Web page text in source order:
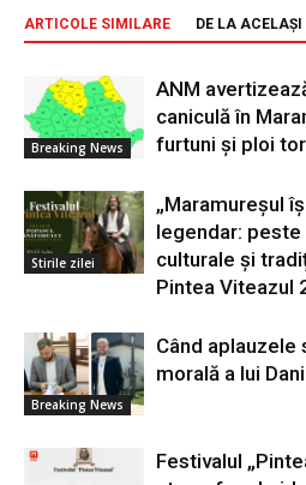
ARTICOLE SIMILARE DE LA
Breaking News
ANM
caniculă în
furtuni și ploi
Stirile zilei
„Maramureșul
legendar:
culturale și
Pintea Viteazul
Breaking News
Când aplauzele
morală a lui
Festivalul